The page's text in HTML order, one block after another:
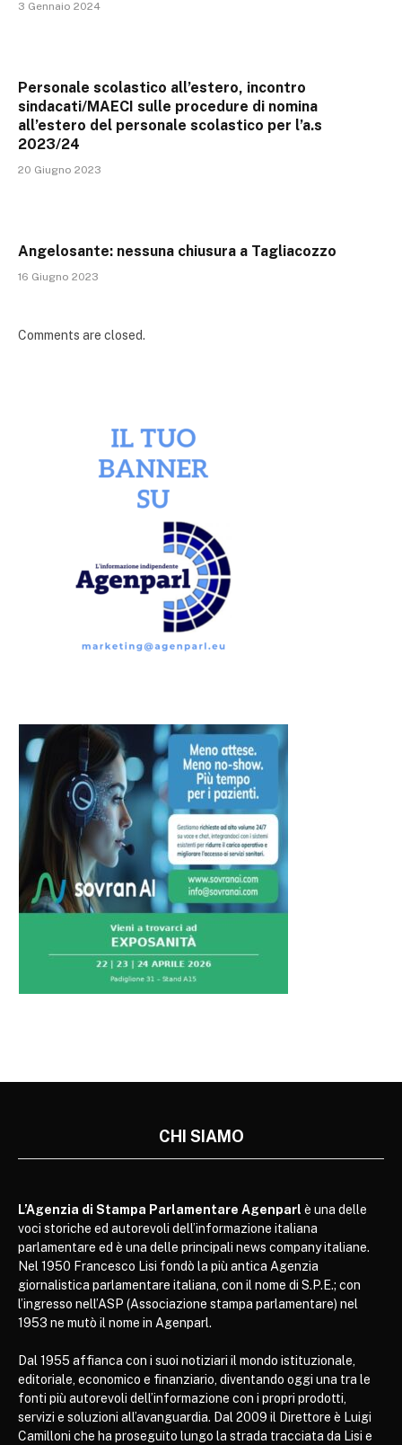
3 Gennaio 2024
Personale scolastico all’estero, incontro
sindacati/MAECI sulle procedure di nomina
all’estero del personale scolastico per l’a.s
2023/24
20 Giugno 2023
Angelosante: nessuna chiusura a Tagliacozzo
16 Giugno 2023
Comments are closed.
CHI SIAMO
L’Agenzia di Stampa Parlamentare Agenparl è una delle
voci storiche ed autorevoli dell’informazione italiana
parlamentare ed è una delle principali news company italiane.
Nel 1950 Francesco Lisi fondò la più antica Agenzia
giornalistica parlamentare italiana, con il nome di S.P.E.; con
l’ingresso nell’ASP (Associazione stampa parlamentare) nel
1953 ne mutò il nome in Agenparl.
Dal 1955 affianca con i suoi notiziari il mondo istituzionale,
editoriale, economico e finanziario, diventando oggi una tra le
fonti più autorevoli dell’informazione con i propri prodotti,
servizi e soluzioni all’avanguardia. Dal 2009 il Direttore è Luigi
Camilloni che ha proseguito lungo la strada tracciata da Lisi e